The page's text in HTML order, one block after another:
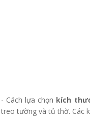
- Cách lựa chọn kích
treo tường và tủ thờ. Các